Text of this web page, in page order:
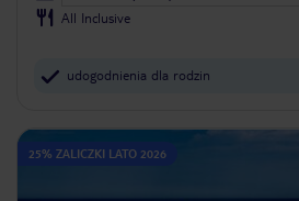
All Inclusive
udogodnienia dla rodzin
25% ZALICZKI LATO 2026